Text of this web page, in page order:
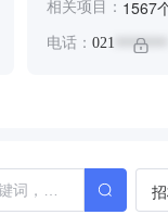
彭**、招
*、校
相关项目： 1567
电话： 021 *******